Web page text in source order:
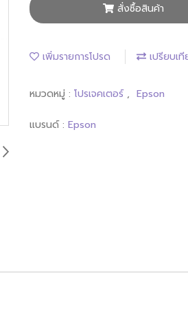
สั่งซื้อสินค้า
เพิ่มรายการโปรด เปรียบเ
หมวดหมู่ : โปรเจคเตอร์ , Epson
แบรนด์ : Epson